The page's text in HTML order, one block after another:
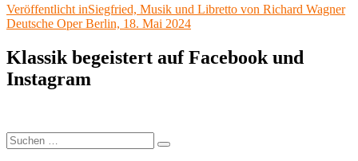
Beitragsnavigation
Veröffentlicht inSiegfried, Musik und Libretto von Richard Wagner
Deutsche Oper Berlin, 18. Mai 2024
Klassik begeistert auf Facebook und
Instagram
Suchen
nach:
Suchen